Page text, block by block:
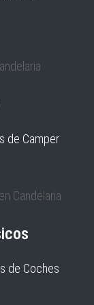
de Camper
de Coches